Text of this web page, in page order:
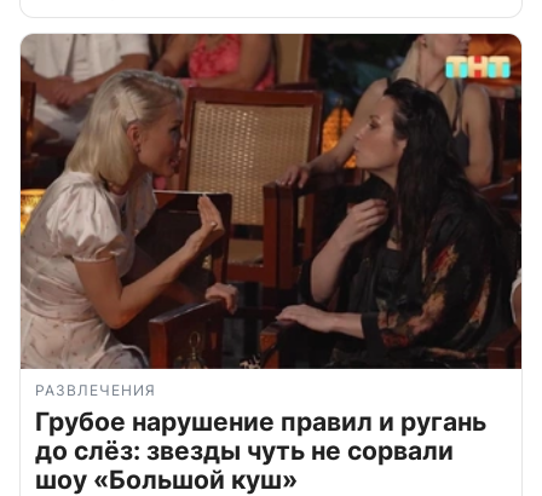
РАЗВЛЕЧЕНИЯ
Грубое нарушение правил и ругань
до слёз: звезды чуть не сорвали
шоу «Большой куш»